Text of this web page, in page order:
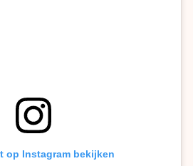
op Instagram bekijken